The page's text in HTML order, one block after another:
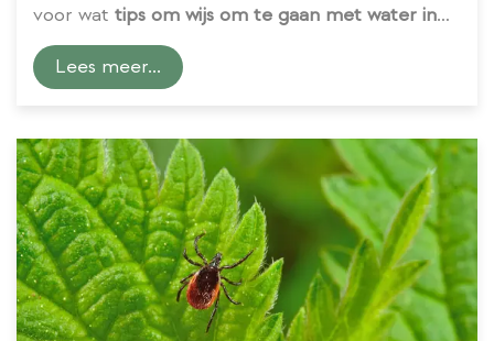
voor wat tips om wijs om te gaan met water in
de tuin.
Lees meer...